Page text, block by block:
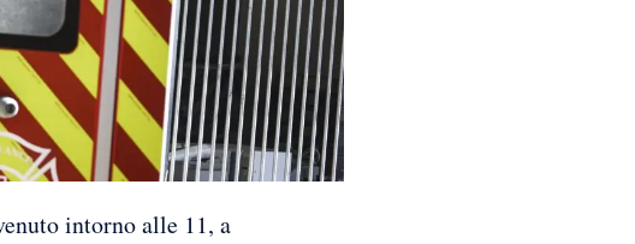
intorno alle 11, a